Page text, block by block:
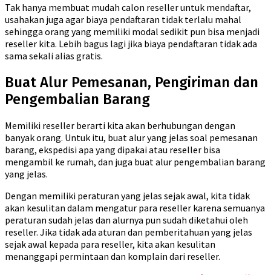
Tak hanya membuat mudah calon reseller untuk mendaftar,
usahakan juga agar biaya pendaftaran tidak terlalu mahal
sehingga orang yang memiliki modal sedikit pun bisa menjadi
reseller kita. Lebih bagus lagi jika biaya pendaftaran tidak ada
sama sekali alias gratis.
Buat Alur Pemesanan, Pengiriman dan
Pengembalian Barang
Memiliki reseller berarti kita akan berhubungan dengan
banyak orang. Untuk itu, buat alur yang jelas soal pemesanan
barang, ekspedisi apa yang dipakai atau reseller bisa
mengambil ke rumah, dan juga buat alur pengembalian barang
yang jelas.
Dengan memiliki peraturan yang jelas sejak awal, kita tidak
akan kesulitan dalam mengatur para reseller karena semuanya
peraturan sudah jelas dan alurnya pun sudah diketahui oleh
reseller. Jika tidak ada aturan dan pemberitahuan yang jelas
sejak awal kepada para reseller, kita akan kesulitan
menanggapi permintaan dan komplain dari reseller.